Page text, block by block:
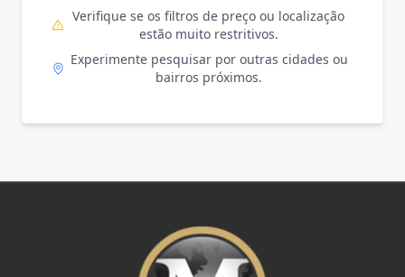
Verifique se os filtros de preço ou localização
estão muito restritivos.
Experimente pesquisar por outras cidades ou
bairros próximos.